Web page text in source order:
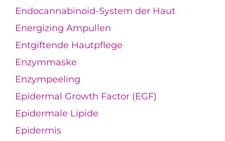
Endocannabinoid-System der Haut
Energizing Ampullen
Entgiftende Hautpflege
Enzymmaske
Enzympeeling
Epidermal Growth Factor (EGF)
Epidermale Lipide
Epidermis